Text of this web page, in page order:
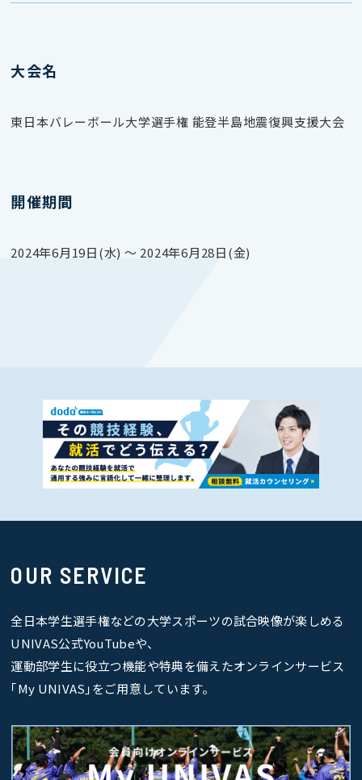
大会名
東日本バレーボール大学選手権 能登半島地震復興支援大会
開催期間
2024年6月19日(水) 〜 2024年6月28日(金)
OUR SERVICE
全日本学生選手権などの大学スポーツの試合映像が楽しめる
UNIVAS公式YouTubeや、
運動部学生に役立つ機能や特典を備えたオンラインサービス
｢My UNIVAS｣をご用意しています。